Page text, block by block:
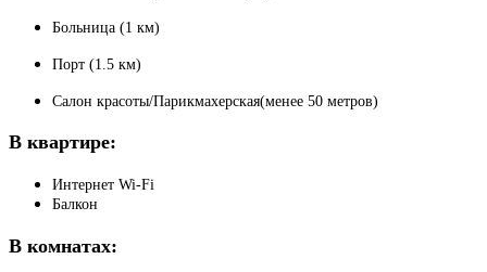
Больница (1 км)
Порт (1.5 км)
Салон красоты/Парикмахерская(менее 50 метров)
В квартире:
Интернет Wi-Fi
Балкон
В комнатах: